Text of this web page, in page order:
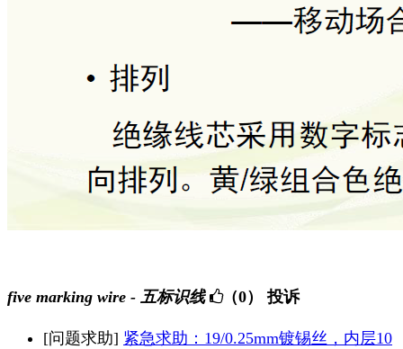
five marking wire - 五标识线 （0） 投诉
[问题求助] 紧急求助：19/0.25mm镀锡丝，内层10